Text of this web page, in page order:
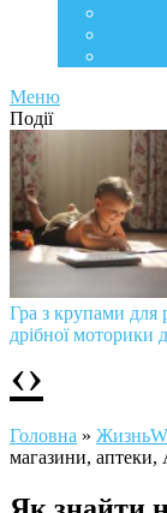
Меню
Події
Гра з крупами для
дрібної моторики
‹›
Головна »
магазини,